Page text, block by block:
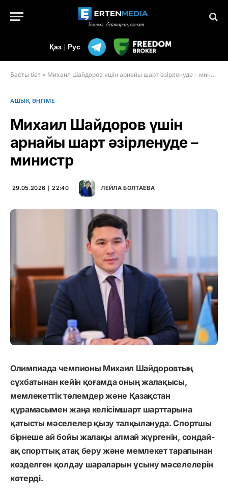
Қаз | Рус
Басты бет » Михаил Шайдоров үшін арнайы шарт әзірленуде – министр
АШЫҚ ӘҢГІМЕ
Михаил Шайдоров үшін
арнайы шарт әзірленуде –
министр
29.05.2026 ∣ 22:40 ЛЕЙЛА БОЛТАЕВА
Олимпиада чемпионы Михаил Шайдоровтың
сұхбатынан кейін қоғамда оның жалақысы,
мемлекеттік төлемдер және Қазақстан
құрамасымен жаңа келісімшарт шарттарына
қатысты мәселелер қызу талқылануда. Спортшы
бірнеше ай бойы жалақы алмай жүргенін, сондай-
ақ спорттық атақ беру және мемлекет тарапынан
көзделген қолдау шараларын ұсыну мәселелерін
көтерді.